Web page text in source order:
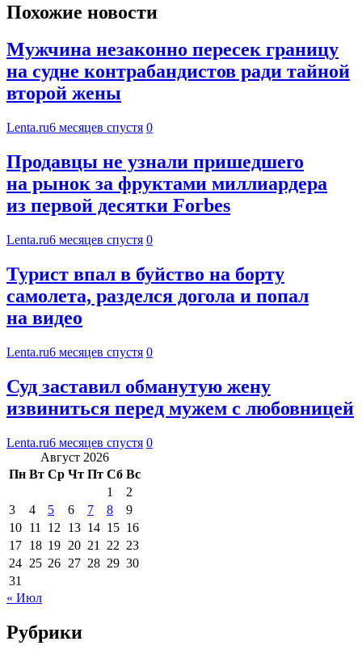
Похожие новости
Мужчина незаконно пересек границу
на судне контрабандистов ради тайной
второй жены
Lenta.ru6 месяцев спустя 0
Продавцы не узнали пришедшего
на рынок за фруктами миллиардера
из первой десятки Forbes
Lenta.ru6 месяцев спустя 0
Турист впал в буйство на борту
самолета, разделся догола и попал
на видео
Lenta.ru6 месяцев спустя 0
Суд заставил обманутую жену
извиниться перед мужем с любовницей
Lenta.ru6 месяцев спустя 0
Август 2026
Пн Вт Ср Чт Пт Сб Вс
1
2
3
4 5 6 7 8
9
10 11 12 13 14 15 16
17 18 19 20 21 22 23
24 25 26 27 28 29 30
31
« Июл
Рубрики